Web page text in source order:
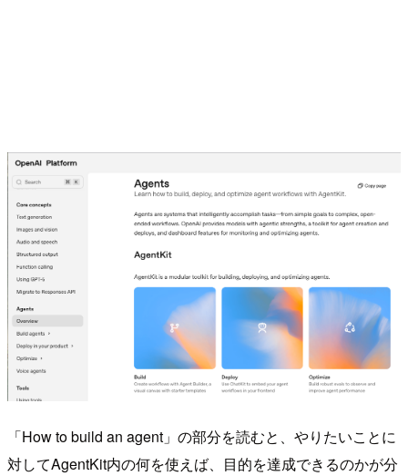
「How to build an agent」の部分を読むと、やりたいことに
対してAgentKit内の何を使えば、目的を達成できるのかが分